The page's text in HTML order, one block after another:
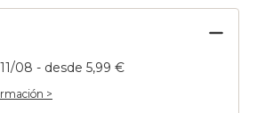
08 - desde 5,99 €
>